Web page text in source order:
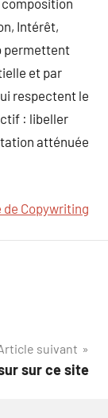
composition
Intérêt,
permettent
et par
respectent le
: libeller
atténuée
Copywriting
suivant
sur ce site